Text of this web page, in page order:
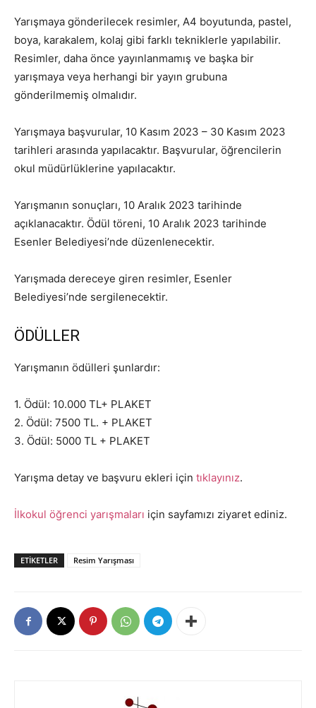
Yarışmaya gönderilecek resimler, A4 boyutunda, pastel,
boya, karakalem, kolaj gibi farklı tekniklerle yapılabilir.
Resimler, daha önce yayınlanmamış ve başka bir
yarışmaya veya herhangi bir yayın grubuna
gönderilmemiş olmalıdır.
Yarışmaya başvurular, 10 Kasım 2023 – 30 Kasım 2023
tarihleri arasında yapılacaktır. Başvurular, öğrencilerin
okul müdürlüklerine yapılacaktır.
Yarışmanın sonuçları, 10 Aralık 2023 tarihinde
açıklanacaktır. Ödül töreni, 10 Aralık 2023 tarihinde
Esenler Belediyesi’nde düzenlenecektir.
Yarışmada dereceye giren resimler, Esenler
Belediyesi’nde sergilenecektir.
ÖDÜLLER
Yarışmanın ödülleri şunlardır:
1. Ödül: 10.000 TL+ PLAKET
2. Ödül: 7500 TL. + PLAKET
3. Ödül: 5000 TL + PLAKET
Yarışma detay ve başvuru ekleri için tıklayınız.
İlkokul öğrenci yarışmaları için sayfamızı ziyaret ediniz.
ETIKETLER Resim Yarışması